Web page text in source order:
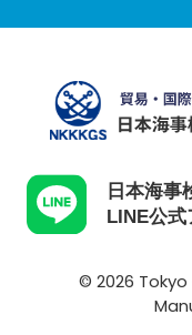
日本海事
LINE公式
© 2026